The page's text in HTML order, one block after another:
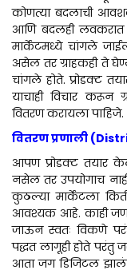
कोणत्या बदलाची
आणि बदलही
मार्केटमध्ये चांगले
असेल तर ग्राहकही ते
चांगले होते. प्रोडक्ट
याचाही विचार करून
वितरण करायला पाहिजे.
वितरण प्रणाली
आपण प्रोडक्ट तयार
नसेल तर उपयोगाच
कुठल्या मार्केटला
आवश्यक आहे. काही
जाऊन स्वतः विकणे
पद्धत लागूही होते परंतु
आता जग डिजिटल